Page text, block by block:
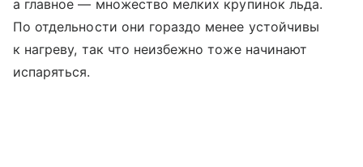
а главное — множество мелких крупинок льда.
По отдельности они гораздо менее устойчивы
к нагреву, так что неизбежно тоже начинают
испаряться.